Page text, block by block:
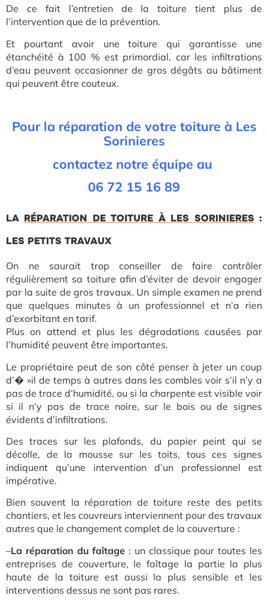
De ce fait l’entretien de la toiture tient plus de
l’intervention que de la prévention.
Et pourtant avoir une toiture qui garantisse une
étanchéité à 100 % est primordial, car les infiltrations
d’eau peuvent occasionner de gros dégâts au bâtiment
qui peuvent être couteux.
Pour la réparation de votre toiture à Les
Sorinieres
contactez notre équipe au
06 72 15 16 89
LA RÉPARATION DE TOITURE À LES SORINIERES :
LES PETITS TRAVAUX
On ne saurait trop conseiller de faire contrôler
régulièrement sa toiture afin d’éviter de devoir engager
par la suite de gros travaux. Un simple examen ne prend
que quelques minutes à un professionnel et n’a rien
d’exorbitant en tarif.
Plus on attend et plus les dégradations causées par
l’humidité peuvent être importantes.
Le propriétaire peut de son côté penser à jeter un coup
d’� »il de temps à autres dans les combles voir s’il n’y a
pas de trace d’humidité, ou si la charpente est visible voir
si il n’y pas de trace noire, sur le bois ou de signes
évidents d’infiltrations.
Des traces sur les plafonds, du papier peint qui se
décolle, de la mousse sur les toits, tous ces signes
indiquent qu’une intervention d’un professionnel est
impérative.
Bien souvent la réparation de toiture reste des petits
chantiers, et les couvreurs interviennent pour des travaux
autres que le changement complet de la couverture :
–La réparation du faîtage : un classique pour toutes les
entreprises de couverture, le faîtage la partie la plus
haute de la toiture est aussi la plus sensible et les
interventions dessus ne sont pas rares.